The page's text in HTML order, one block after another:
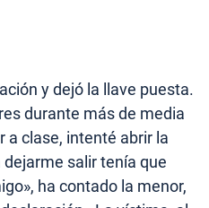
y dejó la llave puesta.
durante más de media
a clase, intenté abrir la
salir tenía que
ha contado la menor,